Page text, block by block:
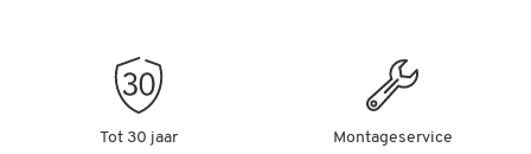
Tot 30 jaar
Montageservice